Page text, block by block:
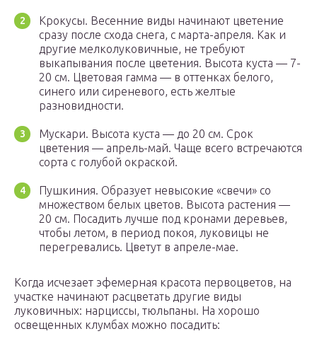
Крокусы. Весенние виды начинают цветение
сразу после схода снега, с марта-апреля. Как и
другие мелколуковичные, не требуют
выкапывания после цветения. Высота куста — 7-
20 см. Цветовая гамма — в оттенках белого,
синего или сиреневого, есть желтые
разновидности.
Мускари. Высота куста — до 20 см. Срок
цветения — апрель-май. Чаще всего встречаются
сорта с голубой окраской.
Пушкиния. Образует невысокие «свечи» со
множеством белых цветов. Высота растения —
20 см. Посадить лучше под кронами деревьев,
чтобы летом, в период покоя, луковицы не
перегревались. Цветут в апреле-мае.
Когда исчезает эфемерная красота первоцветов, на
участке начинают расцветать другие виды
луковичных: нарциссы, тюльпаны. На хорошо
освещенных клумбах можно посадить: